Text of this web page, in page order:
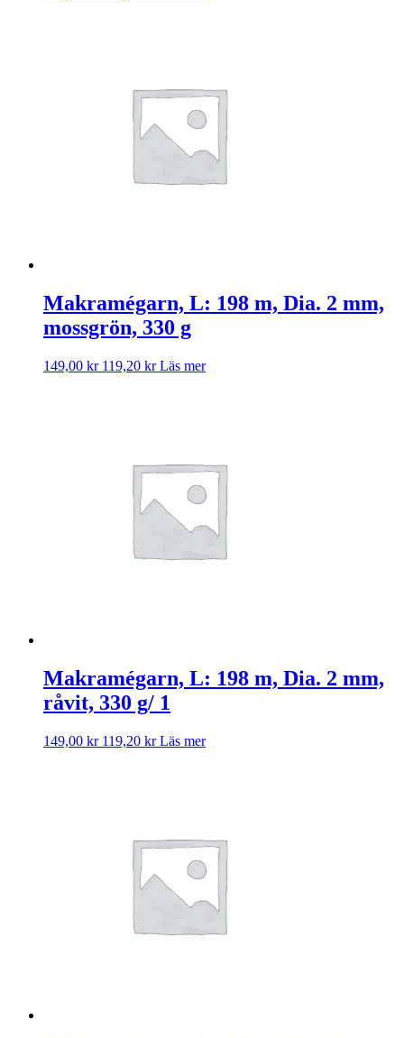
Makramégarn, L: 198 m, Dia. 2 mm,
mossgrön, 330 g
149,00 kr 119,20 kr Läs mer
Makramégarn, L: 198 m, Dia. 2 mm,
råvit, 330 g/ 1
149,00 kr 119,20 kr Läs mer